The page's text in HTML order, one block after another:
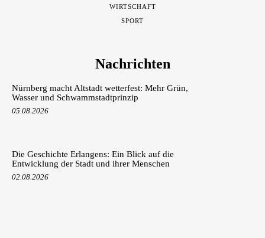
WIRTSCHAFT
SPORT
Nachrichten
Nürnberg macht Altstadt wetterfest: Mehr Grün,
Wasser und Schwammstadtprinzip
05.08.2026
Die Geschichte Erlangens: Ein Blick auf die
Entwicklung der Stadt und ihrer Menschen
02.08.2026